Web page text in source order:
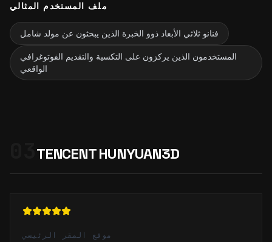
ملف المستخدم المثالي
فنانو ثلاثي الأبعاد ذوو الخبرة الذين يبحثون عن مولد شامل
المستخدمون الذين يركزون على التكسية والتقديم الفوتوغرافي
الواقعي
TENCENT HUNYUAN3D
موقع المقر الرئيسي